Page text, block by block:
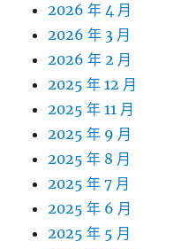
2026 年 4 月
2026 年 3 月
2026 年 2 月
2025 年 12 月
2025 年 11 月
2025 年 9 月
2025 年 8 月
2025 年 7 月
2025 年 6 月
2025 年 5 月